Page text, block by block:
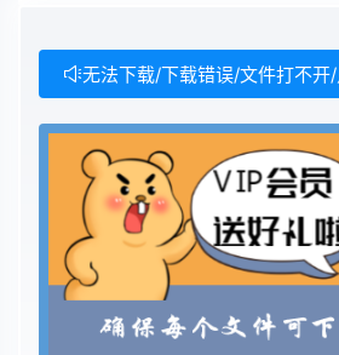
无法下载/下载错误/文件打不开